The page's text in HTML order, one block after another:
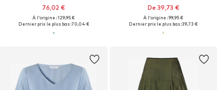
76,02 €
À l'origine : 129,95 €
Dernier prix le plus bas :70,04 €
De 39,73 €
À l'origine : 99,95 €
Dernier prix le plus bas :39,73 €